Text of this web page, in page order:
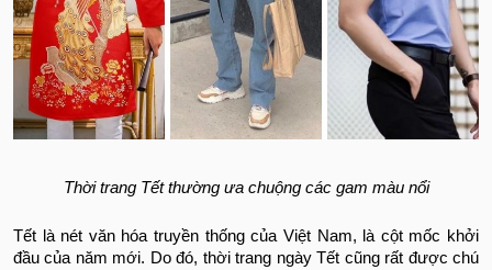
Thời trang Tết thường ưa chuộng các gam màu nổi
Tết là nét văn hóa truyền thống của Việt Nam, là cột mốc khởi
đầu của năm mới. Do đó, thời trang ngày Tết cũng rất được chú